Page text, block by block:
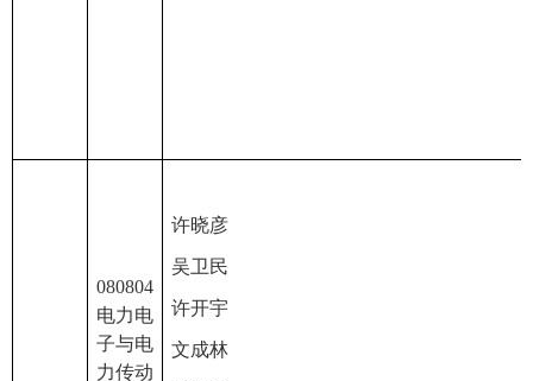
080804
电力电
子与电
力传动
许晓彦
吴卫民
许开宇
文成林